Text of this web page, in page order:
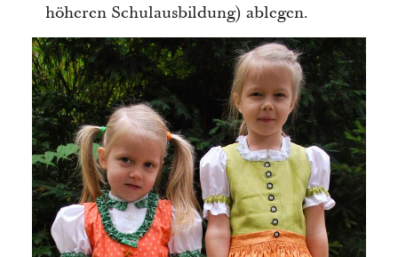
höheren Schulausbildung) ablegen.